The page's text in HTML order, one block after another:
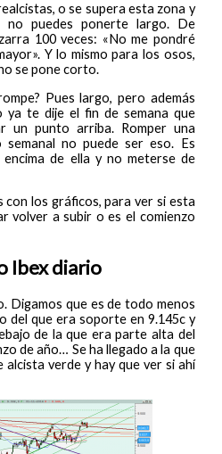
o se supera esta zona y
no puedes ponerte largo. De
100 veces: «No me pondré
Y lo mismo para los osos,
se pone corto.
Pues largo, pero además
ya te dije el fin de semana que
un punto arriba. Romper una
no puede ser eso. Es
de ella y no meterse de
los gráficos, para ver si esta
volver a subir o es el comienzo
Ibex diario
Digamos que es de todo menos
del que era soporte en 9.145c y
de la que era parte alta del
de año… Se ha llegado a la que
verde y hay que ver si ahí